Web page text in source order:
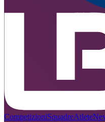
CompetizioniSquadreAtlete